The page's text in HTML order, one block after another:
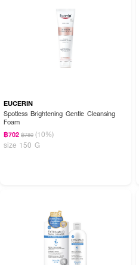
EUCERIN
Spotless Brightening Gentle Cleansing
Foam
฿702 ฿780 (10%)
size 150 G